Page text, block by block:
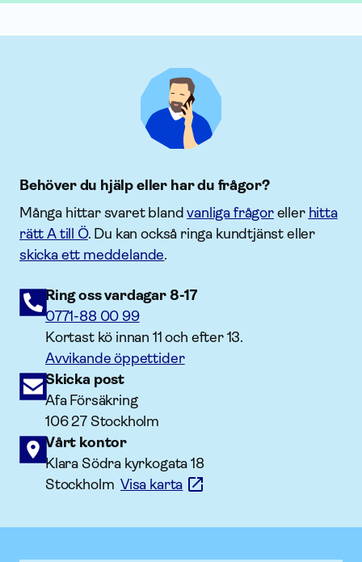
Behöver du hjälp eller har du frågor?
Många hittar svaret blandvanliga frågoreller hitta
rätt A till Ö. Du kan också ringa kundtjänst eller
skicka ett meddelande.
Ring oss vardagar 8-17
0771-88 00 99
Kortast kö innan 11 och efter 13.
Avvikande öppettider
Skicka post
Afa Försäkring
106 27 Stockholm
Vårt kontor
Klara Södra kyrkogata 18
StockholmVisa karta